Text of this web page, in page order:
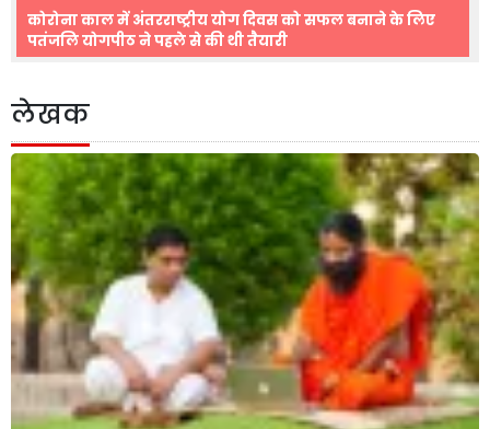
कोरोना काल में अंतरराष्ट्रीय योग दिवस को सफल बनाने के लिए
पतंजलि योगपीठ ने पहले से की थी तैयारी
लेखक